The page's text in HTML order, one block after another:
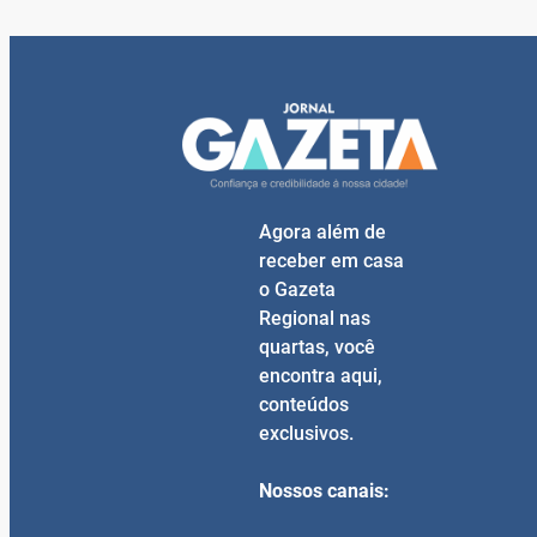
Agora além de
receber em casa
o Gazeta
Regional nas
quartas, você
encontra aqui,
conteúdos
exclusivos.
Nossos canais: